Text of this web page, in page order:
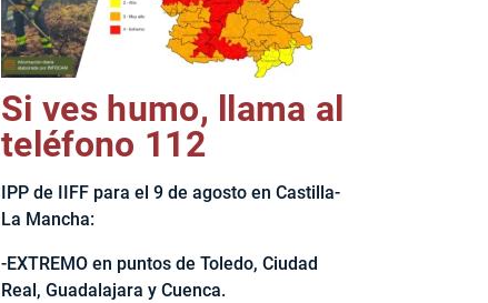
Si ves humo, llama al
teléfono 112
IPP de IIFF para el 9 de agosto en Castilla-
La Mancha:
-EXTREMO en puntos de Toledo, Ciudad
Real, Guadalajara y Cuenca.